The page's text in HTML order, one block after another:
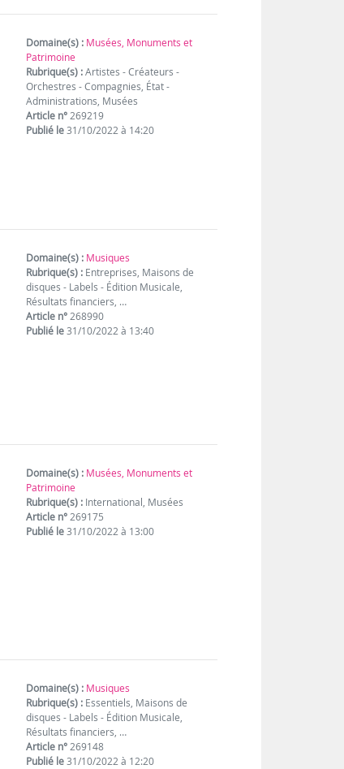
Domaine(s) : Musées, Monuments et
Patrimoine
Rubrique(s) :Artistes - Créateurs -
Orchestres - Compagnies, État -
Administrations, Musées
Article n°269219
Publié le31/10/2022 à 14:20
Domaine(s) : Musiques
Rubrique(s) : Entreprises, Maisons de
disques - Labels - Édition Musicale,
Résultats financiers, …
Article n°268990
Publié le31/10/2022 à 13:40
Domaine(s) : Musées, Monuments et
Patrimoine
Rubrique(s) : International, Musées
Article n°269175
Publié le31/10/2022 à 13:00
Domaine(s) : Musiques
Rubrique(s) : Essentiels, Maisons de
disques - Labels - Édition Musicale,
Résultats financiers, …
Article n°269148
Publié le31/10/2022 à 12:20